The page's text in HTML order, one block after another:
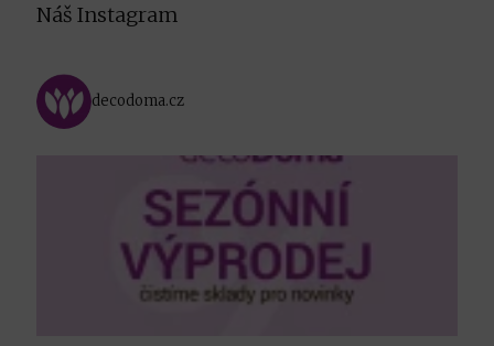
Náš Instagram
decodoma.cz